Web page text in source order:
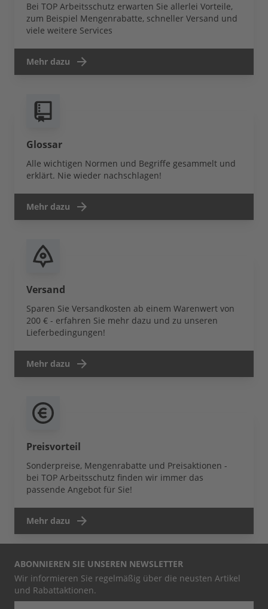
Bei TOP Arbeitsschutz erwarten Sie allerlei Vorteile,
zum Beispiel Mengenrabatte, schneller Versand und
viele weitere Services
Mehr dazu
Glossar
Alle wichtigen Normen und Begriffe gesammelt und
erklärt. Nie wieder nachschlagen!
Mehr dazu
Versand
Sparen Sie Versandkosten ab einem Warenwert von
200 € - erfahren Sie mehr dazu und zu unseren
Lieferbedingungen!
Mehr dazu
Preisvorteil
Sonderpreise, Mengenrabatte und Preisaktionen -
bei TOP Arbeitsschutz finden wir immer das
passende Angebot für Sie!
Mehr dazu
ABONNIEREN SIE UNSEREN NEWSLETTER
Wir informieren Sie regelmäßig über die neusten Artikel
und Rabattaktionen.